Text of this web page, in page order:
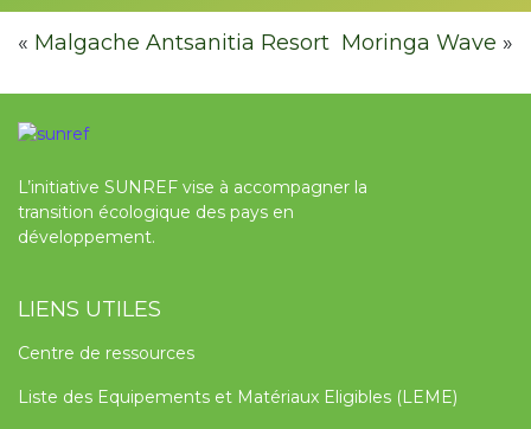
« Malgache Antsanitia Resort Moringa Wave »
L’initiative SUNREF vise à accompagner la
transition écologique des pays en
développement.
LIENS UTILES
Centre de ressources
Liste des Equipements et Matériaux Eligibles (LEME)